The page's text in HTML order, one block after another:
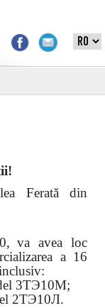
Ferată din
va avea loc
a 16
3ТЭ10М;
2ТЭ10Л.